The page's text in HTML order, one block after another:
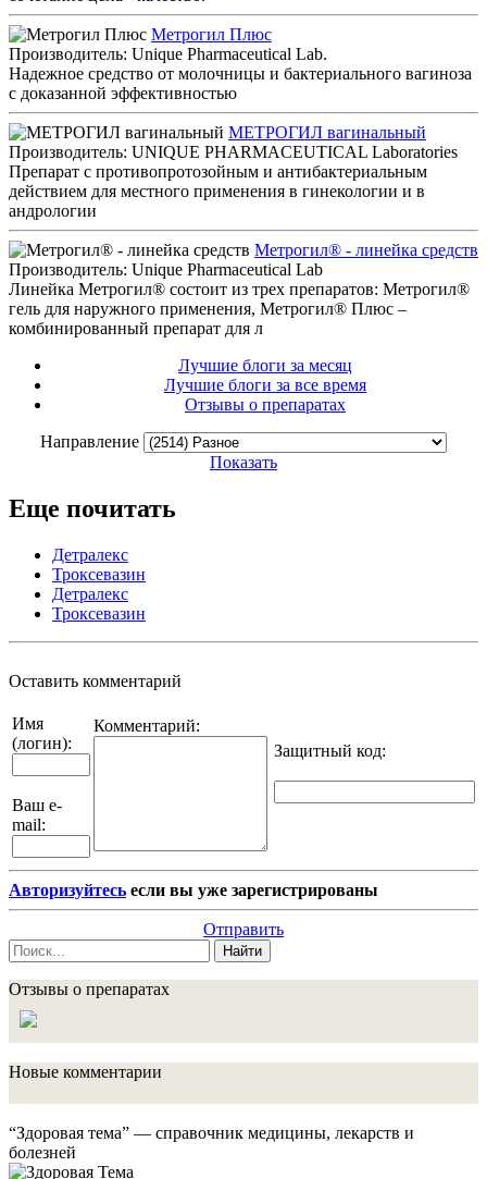
Метрогил Плюс
Производитель: Unique Pharmaceutical Lab.
Надежное средство от молочницы и бактериального вагиноза
с доказанной эффективностью
МЕТРОГИЛ вагинальный
Производитель: UNIQUE PHARMACEUTICAL Laboratories
Препарат с противопротозойным и антибактериальным
действием для местного применения в гинекологии и в
андрологии
Метрогил® - линейка средств
Производитель: Unique Pharmaceutical Lab
Линейка Метрогил® состоит из трех препаратов: Метрогил®
гель для наружного применения, Метрогил® Плюс –
комбинированный препарат для л
Лучшие блоги за месяц
Лучшие блоги за все время
Отзывы о препаратах
Направление
Показать
Еще почитать
Детралекс
Троксевазин
Детралекс
Троксевазин
Оставить комментарий
Имя
(логин):
Ваш e-
mail:
Комментарий:
Защитный код:
Авторизуйтесь если вы уже зарегистрированы
Отправить
Найти
Отзывы о препаратах
Новые комментарии
“Здоровая тема” — справочник медицины, лекарств и
болезней